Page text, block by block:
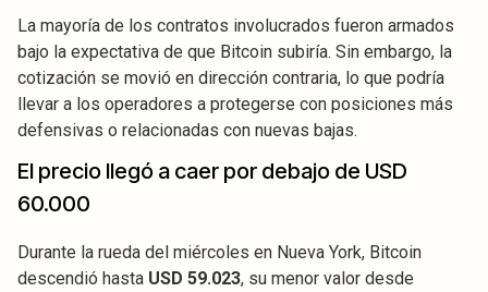
La mayoría de los contratos involucrados fueron armados
bajo la expectativa de que Bitcoin subiría. Sin embargo, la
cotización se movió en dirección contraria, lo que podría
llevar a los operadores a protegerse con posiciones más
defensivas o relacionadas con nuevas bajas.
El precio llegó a caer por debajo de USD
60.000
Durante la rueda del miércoles en Nueva York, Bitcoin
descendió hasta USD 59.023, su menor valor desde